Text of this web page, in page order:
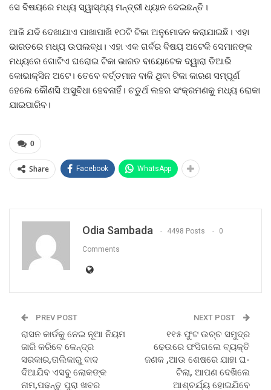
ସେ ବିଷୟରେ ମଧ୍ୟ ସ୍ୱାସ୍ଥ୍ୟ ମନ୍ତ୍ରୀ ଧ୍ୟାନ ଦେଇଛନ୍ତି।
ଆଜି ଯଦି ଦେଖାଯାଏ ପାଖାପାଖି ୧୦ଟି ଟିକା ଅନୁମୋଦନ କରାଯାଇଛି। ଏହା
ଭାରତରେ ମଧ୍ୟ ଉପଲବ୍ଧ। ଏହା ଏକ ଗର୍ବର ବିଷୟ ଅଟେକି ସେମାନଙ୍କ
ମଧ୍ୟରେ ଗୋଟିଏ ଘରୋଇ ଟିକା ଭାରତ ବାୟୋଟେକ ଦ୍ୱାରା ତିଆରି
କୋଭାକ୍ସିନ ଅଟେ। ତେବେ ବର୍ତ୍ତମାନ ବାକି ଥିବା ଟିକା କାରଣ ସମ୍ପୂର୍ଣ
ହେଲେ କୌଣସି ଅସୁବିଧା ହେବନାହିଁ। ଚତୁର୍ଥ ଲହର ସଂକ୍ରମଣକୁ ମଧ୍ୟ ରୋକା
ଯାଇପାରିବ।
0
Share Facebook WhatsApp
Odia Sambada 4498 Posts 0
Comments
PREV POST
ରାସନ କାର୍ଡକୁ ନେଇ ନୂଆ ନିୟମ
ଜାରି କରିବେ କେନ୍ଦ୍ର
ସରକାର,ତାଲିକାରୁ ବାଦ
ଦିଆଯିବ ଏସବୁ ଲୋକଙ୍କ
ନାମ,ପଢନ୍ତୁ ପୁରା ଖବର
NEXT POST
୧୧୫ ଫୁଟ ଉଚ୍ଚ ସମୁଦ୍ର
ଢେଉରେ ଫସିଗଲେ ବ୍ୟକ୍ତି
ଜଣକ ,ଆଉ ଶେଷରେ ଯାହା ଘ-
ଟିଲା, ଆପଣ ଦେଖିଲେ
ଆଶ୍ଚର୍ଯ୍ୟ ହୋଇଯିବେ